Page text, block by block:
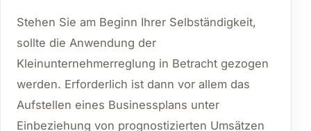
Stehen Sie am Beginn Ihrer Selbständigkeit,
sollte die Anwendung der
Kleinunternehmerreglung in Betracht gezogen
werden. Erforderlich ist dann vor allem das
Aufstellen eines Businessplans unter
Einbeziehung von prognostizierten Umsätzen